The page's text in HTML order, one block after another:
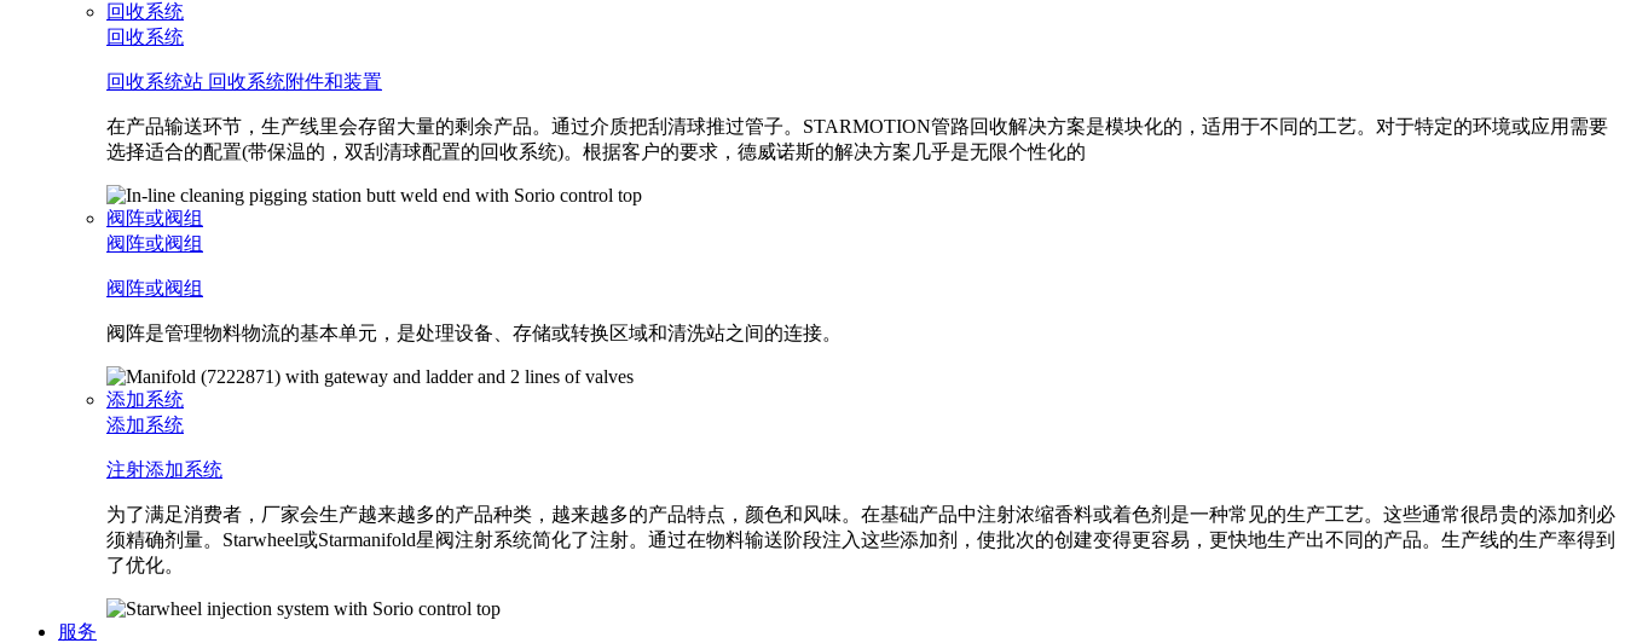
回收系统
回收系统
回收系统站 回收系统附件和装置
在产品输送环节，生产线里会存留大量的剩余产品。通过介质把刮清球推过管子。STARMOTION管路回收解决方案是模块化的，适用于不同的工艺。对于特定的环境或应用需要
选择适合的配置(带保温的，双刮清球配置的回收系统)。根据客户的要求，德威诺斯的解决方案几乎是无限个性化的
阀阵或阀组
阀阵或阀组
阀阵或阀组
阀阵是管理物料物流的基本单元，是处理设备、存储或转换区域和清洗站之间的连接。
添加系统
添加系统
注射添加系统
为了满足消费者，厂家会生产越来越多的产品种类，越来越多的产品特点，颜色和风味。在基础产品中注射浓缩香料或着色剂是一种常见的生产工艺。这些通常很昂贵的添加剂必
须精确剂量。Starwheel或Starmanifold星阀注射系统简化了注射。通过在物料输送阶段注入这些添加剂，使批次的创建变得更容易，更快地生产出不同的产品。生产线的生产率得到
了优化。
服务